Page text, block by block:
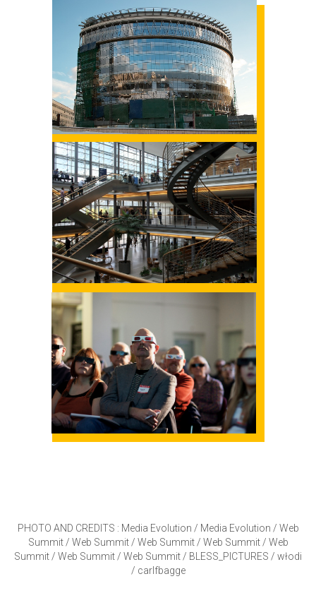
PHOTO AND CREDITS : Media Evolution / Media Evolution / Web
Summit/ Web Summit/ Web Summit/ Web Summit/ Web
Summit/ Web Summit/ Web Summit/ BLESS_PICTURES / włodi
/ carlfbagge